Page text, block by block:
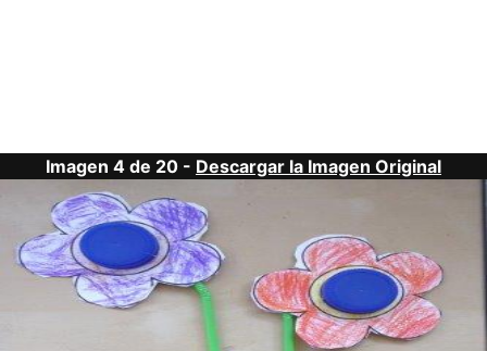
Imagen 4 de 20 - Descargar la Imagen Original